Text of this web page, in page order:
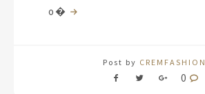
о�
Post by CREMFASHION
0